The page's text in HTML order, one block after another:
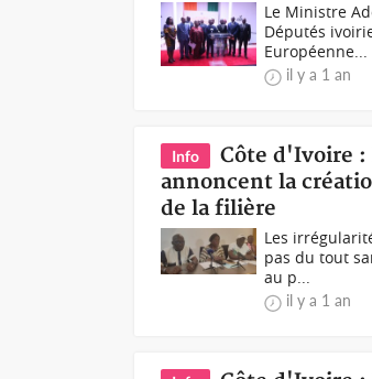
Le Ministre
Députés
Européenne...
il y a 1 an
Info
Côte d'Ivoire :
annoncent la
de la filière
Les
pas du tout
au p...
il y a 1 an